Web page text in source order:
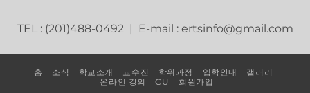
TEL : (201)488-0492 | E-mail : ertsinfo@gmail.com
홈 소식 학교소개 교수진 학위과정 입학안내
갤러리
온라인 강의
CU 회원가입